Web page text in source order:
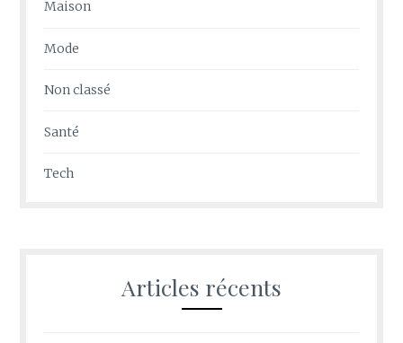
Maison
Mode
Non classé
Santé
Tech
Articles récents